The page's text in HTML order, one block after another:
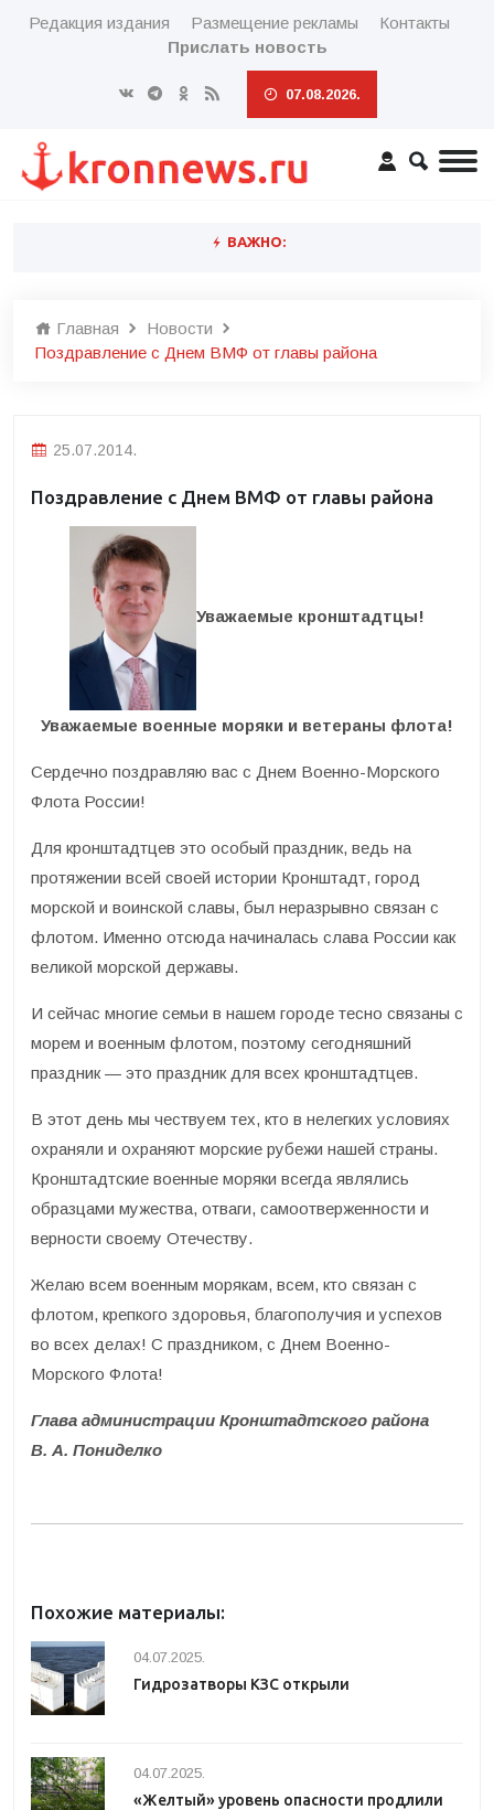
Редакция издания Размещение рекламы
Контакты
Прислать новость
07.08.2026.
ВАЖНО:
Главная
Новости
Поздравление с Днем ВМФ от главы района
25.07.2014.
Поздравление с Днем ВМФ от главы района
Уважаемые кронштадтцы!
Уважаемые военные моряки и ветераны флота!
Сердечно поздравляю вас с Днем Военно-Морского
Флота России!
Для кронштадтцев это особый праздник, ведь на
протяжении всей своей истории Кронштадт, город
морской и воинской славы, был неразрывно связан с
флотом. Именно отсюда начиналась слава России как
великой морской державы.
И сейчас многие семьи в нашем городе тесно связаны с
морем и военным флотом, поэтому сегодняшний
праздник — это праздник для всех кронштадтцев.
В этот день мы чествуем тех, кто в нелегких условиях
охраняли и охраняют морские рубежи нашей страны.
Кронштадтские военные моряки всегда являлись
образцами мужества, отваги, самоотверженности и
верности своему Отечеству.
Желаю всем военным морякам, всем, кто связан с
флотом, крепкого здоровья, благополучия и успехов
во всех делах! С праздником, с Днем Военно-
Морского Флота!
Глава администрации Кронштадтского района
В. А. Пониделко
Похожие материалы:
04.07.2025.
Гидрозатворы КЗС открыли
04.07.2025.
«Желтый» уровень опасности продлили